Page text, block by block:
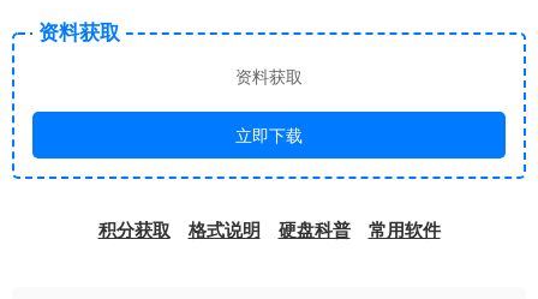
资料获取
资料获取
立即下载
积分获取 格式说明 硬盘科普 常用软件